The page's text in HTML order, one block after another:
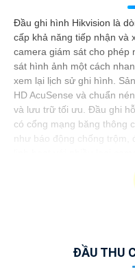
Đầu ghi hình Hikvision là
cấp khả năng tiếp nhận và
camera giám sát cho phép
sát hình ảnh một cách
xem lại lịch sử ghi hình.
HD AcuSense và chuẩn
và lưu trữ tối ưu. Đầu ghi
có cổng mạng băng thông
như báo động chống trộm,
dân dụng nhờ tính bảo
lắp Camera Hikvision giá
để quảng cáo hoặc giới
ĐẦU THU